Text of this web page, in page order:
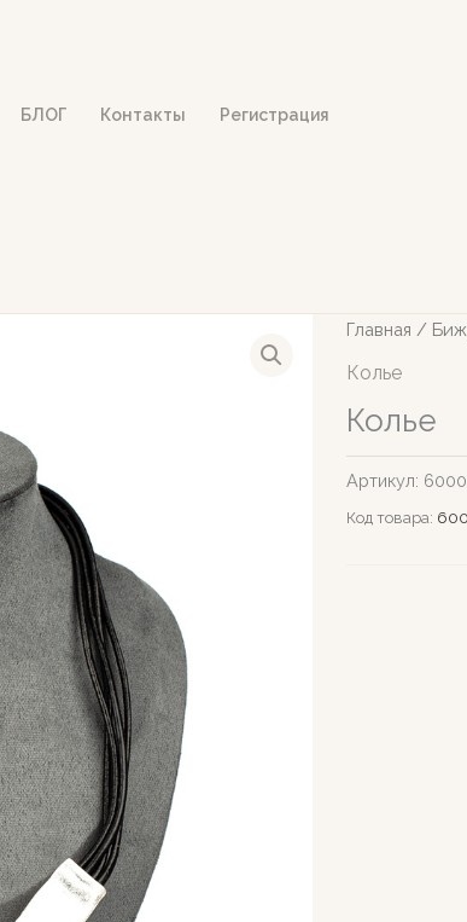
БЛОГ Контакты Регистрация
Главная /
Колье
Колье
Артикул:
Код товара: